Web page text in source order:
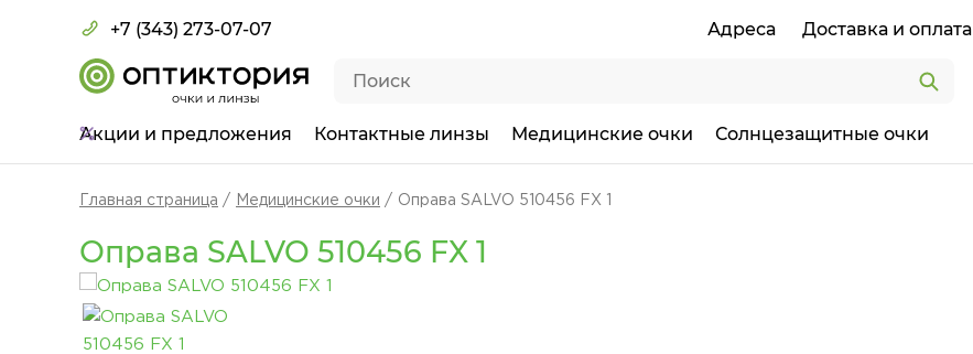
+7 (343) 273-07-07 Адреса Доставка и оплата
Акции и предложения Контактные линзы Медицинские очки Солнцезащитные очки
Главная страница Медицинские очки Оправа SALVO 510456 FX 1
Оправа SALVO 510456 FX 1